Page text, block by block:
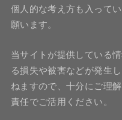
個人的な考え方も入って
願います。
当サイトが提供している
る損失や被害などが発生
ねますので、十分にご理
責任でご活用ください。